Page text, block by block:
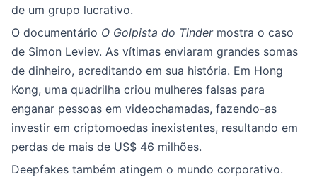
de um grupo lucrativo.
O documentário O Golpista do Tindermostra o caso
de Simon Leviev. As vítimas enviaram grandes somas
de dinheiro, acreditando em sua história. Em Hong
Kong, uma quadrilha criou mulheres falsas para
enganar pessoas em videochamadas, fazendo-as
investir em criptomoedas inexistentes, resultando em
perdas de mais de US$ 46 milhões.
Deepfakes também atingem o mundo corporativo.